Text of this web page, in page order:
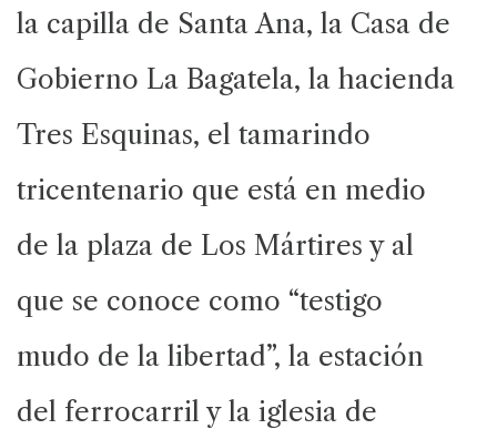
la capilla de Santa Ana, la Casa de
Gobierno La Bagatela, la hacienda
Tres Esquinas, el tamarindo
tricentenario que está en medio
de la plaza de Los Mártires y al
que se conoce como “testigo
mudo de la libertad”, la estación
del ferrocarril y la iglesia de